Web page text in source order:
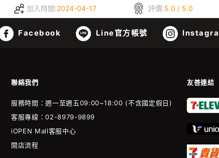
加入時間:2024-04-17 評價:5.0 / 5.0
Facebook Line官方帳號
聯絡我們 友善連結
服務時間：週一至週五09:00~18:00 (不含國定假日)
客服專線：02-8979-9899
iOPEN Mall客服中心
開店流程